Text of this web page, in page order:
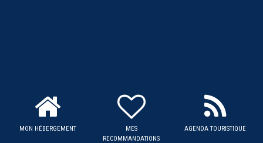
MON HÉBERGEMENT
MES
RECOMMANDATIONS
AGENDA TOURISTIQUE